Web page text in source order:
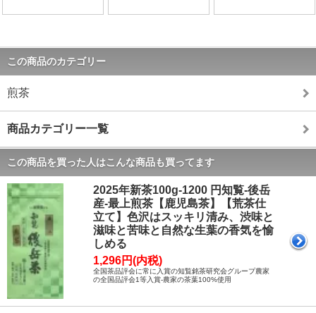
この商品のカテゴリー
煎茶
商品カテゴリー一覧
この商品を買った人はこんな商品も買ってます
2025年新茶100g-1200 円知覧-後岳
産-最上煎茶【鹿児島茶】【荒茶仕
立て】色沢はスッキリ清み、渋味と
滋味と苦味と自然な生葉の香気を愉
しめる
1,296円(内税)
全国茶品評会に常に入賞の知覧銘茶研究会グループ農家
の全国品評会1等入賞-農家の茶葉100%使用